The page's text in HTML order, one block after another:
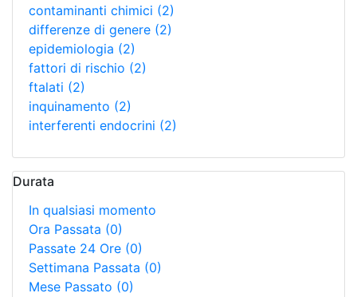
contaminanti chimici (2)
differenze di genere (2)
epidemiologia (2)
fattori di rischio (2)
ftalati (2)
inquinamento (2)
interferenti endocrini (2)
Durata
In qualsiasi momento
Ora Passata (0)
Passate 24 Ore (0)
Settimana Passata (0)
Mese Passato (0)